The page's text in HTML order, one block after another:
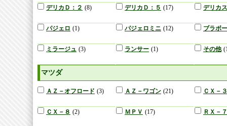
デリカＤ：２ (8) デリカＤ：５ (17) デリカ
パジェロ (1) パジェロミニ (12) ブラボー
ミラージュ (3) ランサー (1) その他
マツダ
ＡＺ－オフロード (3) ＡＺ－ワゴン (21) ＣＸ－３
ＣＸ－８ (2) ＭＰＶ (17) ＲＸ－７